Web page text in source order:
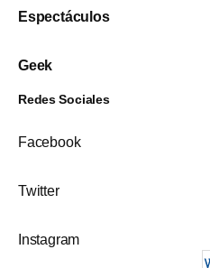
Espectáculos
Geek
Redes Sociales
Facebook
Twitter
Instagram